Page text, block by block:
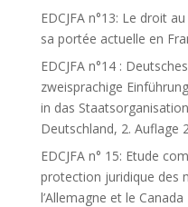
EDCJFA n°13: Le droit
sa portée actuelle en
EDCJFA n°14 :
zweisprachige
in das
Deutschland, 2. Auflage
EDCJFA n° 15: Etude
protection juridique des
l’Allemagne et le Canada